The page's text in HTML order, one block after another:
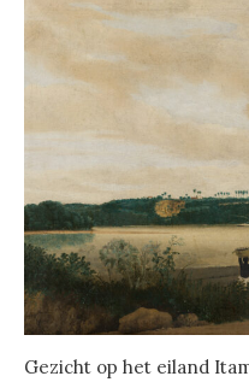
Gezicht op het eiland